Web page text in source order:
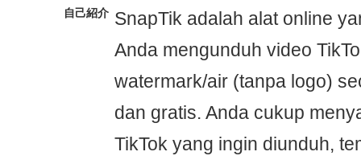
自己紹介 SnapTik adalah alat online
Anda mengunduh video
watermark/air (tanpa logo)
dan gratis. Anda cukup
TikTok yang ingin diunduh,